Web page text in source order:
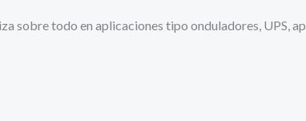
sobre todo en aplicaciones tipo onduladores, UPS,